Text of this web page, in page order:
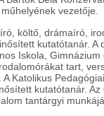
vezetője.
író, költő, drámaíró,
kutatótanár. A
Iskola, Gimnázium
tart,
Katolikus
kutatótanár. Az
tantárgyi